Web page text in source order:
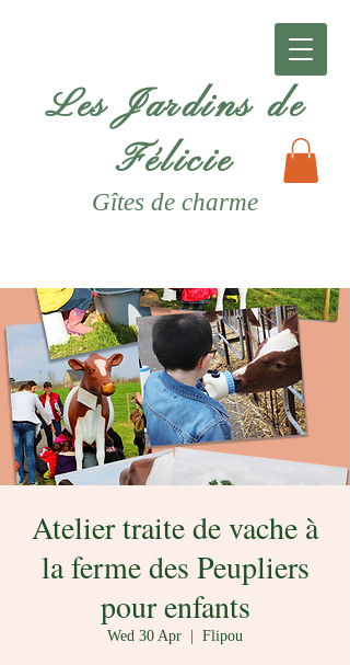
Les Jardins de
Félicie
Gîtes de charme
Atelier traite de vache à
la ferme des Peupliers
pour enfants
Wed 30 Apr Flipou